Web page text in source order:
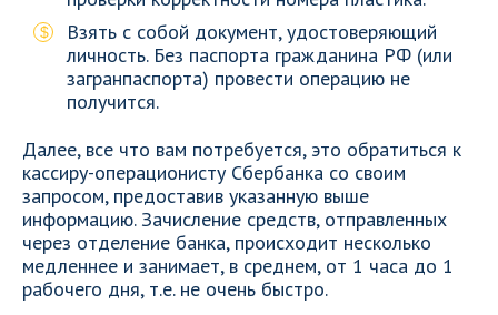
Взять с собой документ, удостоверяющий
личность. Без паспорта гражданина РФ (или
загранпаспорта) провести операцию не
получится.
Далее, все что вам потребуется, это обратиться к
кассиру-операционисту Сбербанка со своим
запросом, предоставив указанную выше
информацию. Зачисление средств, отправленных
через отделение банка, происходит несколько
медленнее и занимает, в среднем, от 1 часа до 1
рабочего дня, т.е. не очень быстро.